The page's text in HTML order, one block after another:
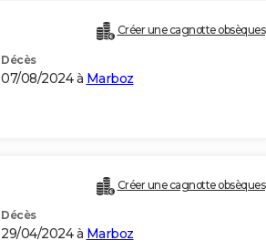
Créer une cagnotte obsèques
Décès
07/08/2024 à Marboz
Créer une cagnotte obsèques
Décès
29/04/2024 à Marboz